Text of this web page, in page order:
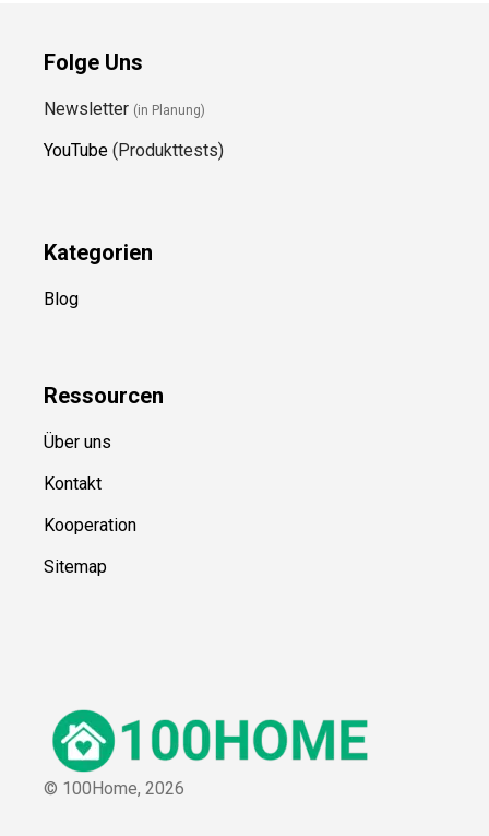
Folge Uns
Newsletter (in Planung)
YouTube (Produkttests)
Kategorien
Blog
Ressourcen
Über uns
Kontakt
Kooperation
Sitemap
© 100Home, 2026